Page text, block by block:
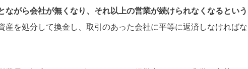
ながら会社が無くなり、それ以上の営業が続けられなくなるという
産を処分して換金し、取引のあった会社に平等に返済しなければな